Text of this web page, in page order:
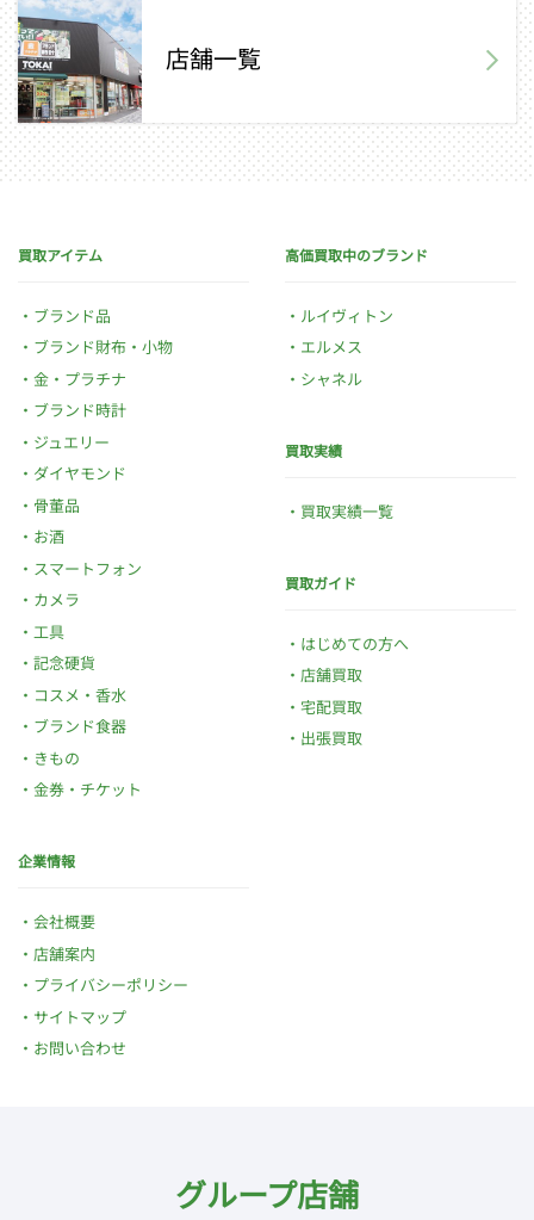
店舗一覧
買取アイテム
ブランド品
ブランド財布・小物
金・プラチナ
ブランド時計
ジュエリー
ダイヤモンド
骨董品
お酒
スマートフォン
カメラ
工具
記念硬貨
コスメ・香水
ブランド食器
きもの
金券・チケット
高価買取中のブランド
ルイヴィトン
エルメス
シャネル
買取実績
買取実績一覧
買取ガイド
はじめての方へ
店舗買取
宅配買取
出張買取
企業情報
会社概要
店舗案内
プライバシーポリシー
サイトマップ
お問い合わせ
グループ店舗